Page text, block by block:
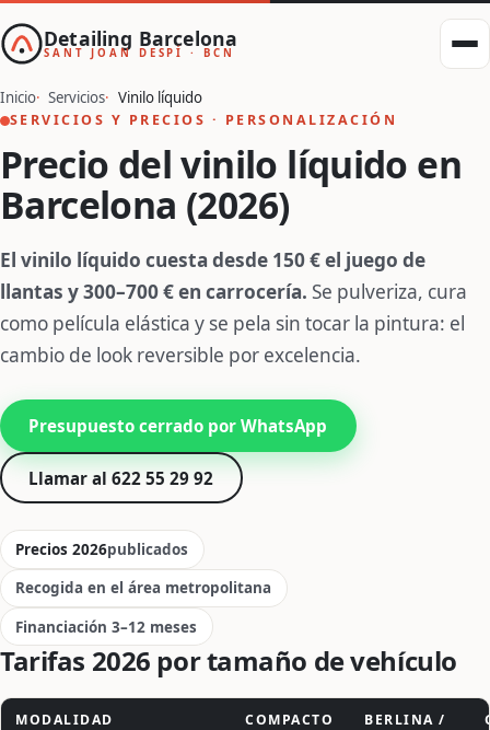
Detailing Barcelona
SANT JOAN DESPÍ · BCN
Inicio Servicios Vinilo líquido
SERVICIOS Y PRECIOS · PERSONALIZACIÓN
Precio del vinilo líquido en
Barcelona (2026)
El vinilo líquido cuesta desde 150 € el juego de
llantas y 300–700 € en carrocería. Se pulveriza, cura
como película elástica y se pela sin tocar la pintura: el
cambio de look reversible por excelencia.
Presupuesto cerrado por WhatsApp
Llamar al 622 55 29 92
Precios 2026publicados
Recogida en el área metropolitana
Financiación 3–12 meses
Tarifas 2026 por tamaño de vehículo
MODALIDAD COMPACTO
BERLINA /